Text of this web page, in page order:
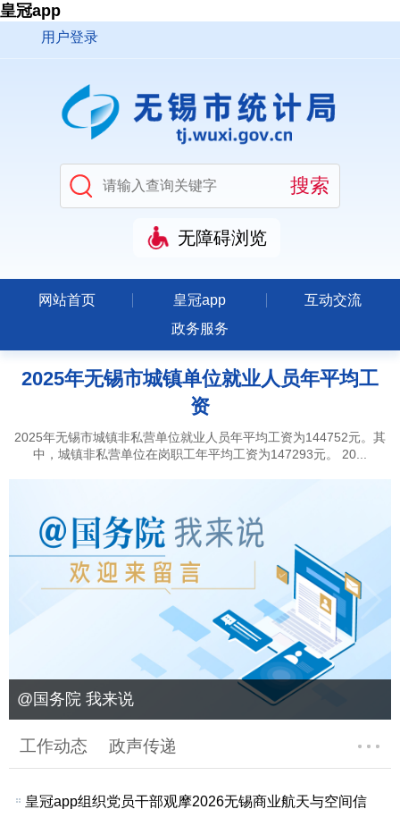
皇冠app
用户登录
无障碍浏览
网站首页 皇冠app
互动交流
政务服务
2025年无锡市城镇单位就业人员年平均工
资
2025年无锡市城镇非私营单位就业人员年平均工资为144752元。其
中，城镇非私营单位在岗职工年平均工资为147293元。 20...
@国务院 我来说
工作动态 政声传递
皇冠app组织党员干部观摩2026无锡商业航天与空间信